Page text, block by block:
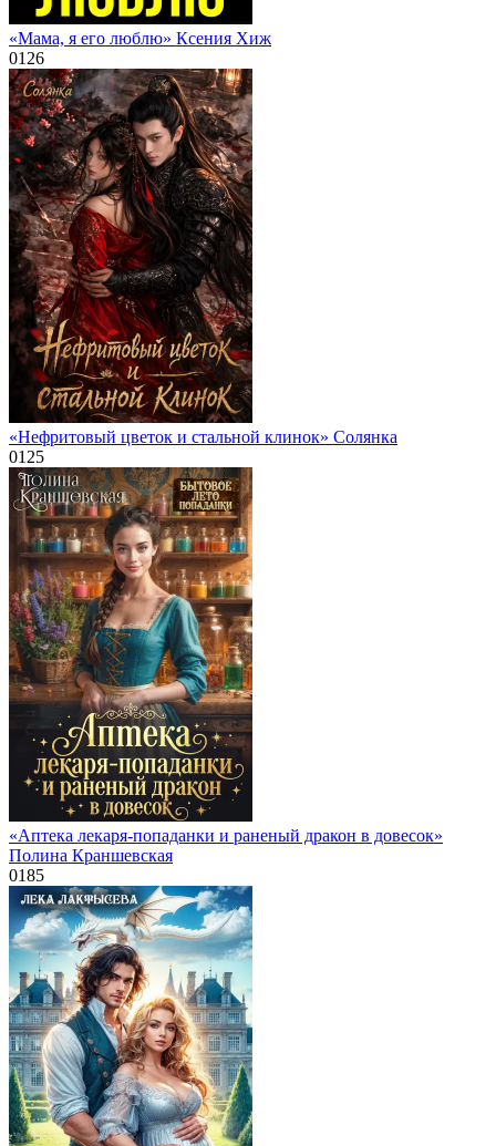
«Мама, я его люблю» Ксения Хиж
0126
«Нефритовый цветок и стальной клинок» Солянка
0125
«Аптека лекаря-попаданки и раненый дракон в довесок»
Полина Краншевская
0185